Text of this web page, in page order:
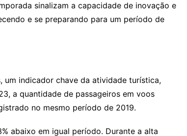
sinalizam a capacidade de inovação e
e se preparando para um período de
um indicador chave da atividade turística,
a quantidade de passageiros em voos
no mesmo período de 2019.
abaixo em igual período. Durante a alta